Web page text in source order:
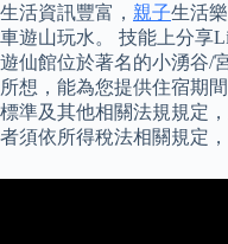
生活資訊豐富， 親子生活
車遊山玩水。 技能上分享
遊仙館位於著名的小湧谷/
所想，能為您提供住宿期
標準及其他相關法規規定
者須依所得稅法相關規定